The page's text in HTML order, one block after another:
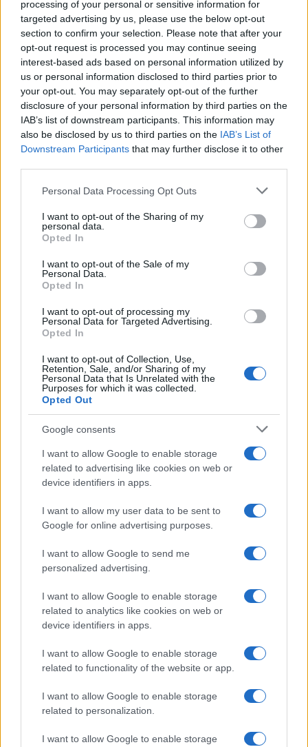
processing of your personal or sensitive information for
targeted advertising by us, please use the below opt-out
section to confirm your selection. Please note that after your
opt-out request is processed you may continue seeing
interest-based ads based on personal information utilized by
us or personal information disclosed to third parties prior to
your opt-out. You may separately opt-out of the further
disclosure of your personal information by third parties on the
IAB’s list of downstream participants. This information may
also be disclosed by us to third parties on the IAB’s List of
Downstream Participants that may further disclose it to other
Please note that this website/app uses one or more Google
not limited to your visit or usage behaviour. You may click to
grant or deny consent to Google and its third-party tags to
use your data for below specified purposes in below Google
consent section.
Personal Data Processing Opt Outs
I want to opt-out of the Sharing of my
personal data.
Opted In
I want to opt-out of the Sale of my
Personal Data.
Opted In
I want to opt-out of processing my
Personal Data for Targeted Advertising.
Opted In
I want to opt-out of Collection, Use,
Retention, Sale, and/or Sharing of my
Personal Data that Is Unrelated with the
Purposes for which it was collected.
Opted Out
Google consents
I want to allow Google to enable storage
related to advertising like cookies on web or
device identifiers in apps.
I want to allow my user data to be sent to
Google for online advertising purposes.
I want to allow Google to send me
personalized advertising.
I want to allow Google to enable storage
related to analytics like cookies on web or
device identifiers in apps.
I want to allow Google to enable storage
related to functionality of the website or app.
I want to allow Google to enable storage
related to personalization.
I want to allow Google to enable storage
AUTORE
Continua a leggere
FOCUS PMI